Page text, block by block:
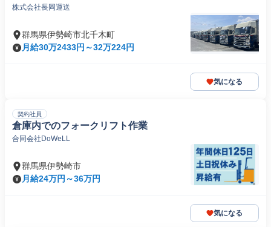
株式会社長岡運送
群馬県伊勢崎市北千木町
月給30万2433円～32万224円
気になる
契約社員
倉庫内でのフォークリフト作業
合同会社DoWeLL
群馬県伊勢崎市
月給24万円～36万円
気になる